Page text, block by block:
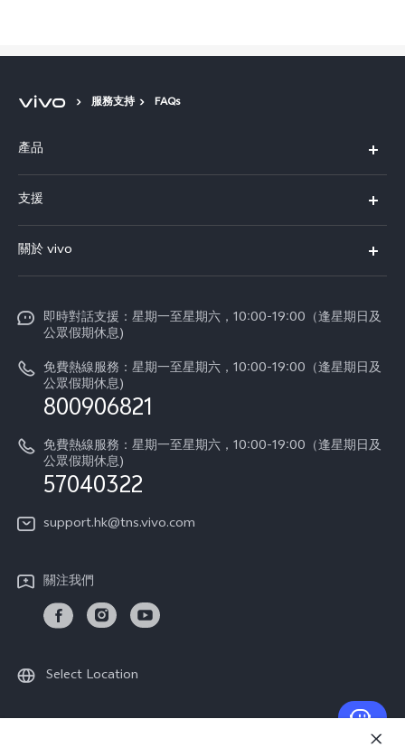
服務支持 FAQs
產品
X300
Y21d
V60
支援
服務中心
Funtouch OS
系統升級
零配件價格查詢
IMEI 碼驗證
維修進度
保修條款
客戶服務私隱聲明
關於 vivo
新聞資訊
vivo工作
法律聲明
關於我們
vivo 私隱中心
即時對話支援：星期一至星期六，10:00-19:00（逢星期日及
公眾假期休息)
免費熱線服務：星期一至星期六，10:00-19:00（逢星期日及
公眾假期休息)
800906821
免費熱線服務：星期一至星期六，10:00-19:00（逢星期日及
公眾假期休息)
57040322
support.hk@tns.vivo.com
關注我們
Select Location